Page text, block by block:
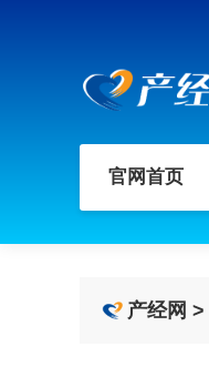
官网首页
产经网 >